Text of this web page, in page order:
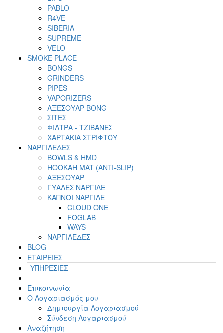
PABLO
R4VE
SIBERIA
SUPREME
VELO
SMOKE PLACE
BONGS
GRINDERS
PIPES
VAPORIZERS
ΑΞΕΣΟΥΑΡ BONG
ΣΙΤΕΣ
ΦΙΛΤΡΑ - ΤΖΙΒΑΝΕΣ
ΧΑΡΤΑΚΙΑ ΣΤΡΙΦΤΟΥ
ΝΑΡΓΙΛΕΔΕΣ
BOWLS & HMD
HOOKAH MAT (ANTI-SLIP)
ΑΞΕΣΟΥΑΡ
ΓΥΑΛΕΣ ΝΑΡΓΙΛΕ
ΚΑΠΝΟΙ ΝΑΡΓΙΛΕ
CLOUD ONE
FOGLAB
WAYS
ΝΑΡΓΙΛΕΔΕΣ
BLOG
ΕΤΑΙΡΕΙΕΣ
ΥΠΗΡΕΣΙΕΣ
Επικοινωνία
Ο Λογαριασμός μου
Δημιουργία Λογαριασμού
Σύνδεση Λογαριασμού
Αναζήτηση